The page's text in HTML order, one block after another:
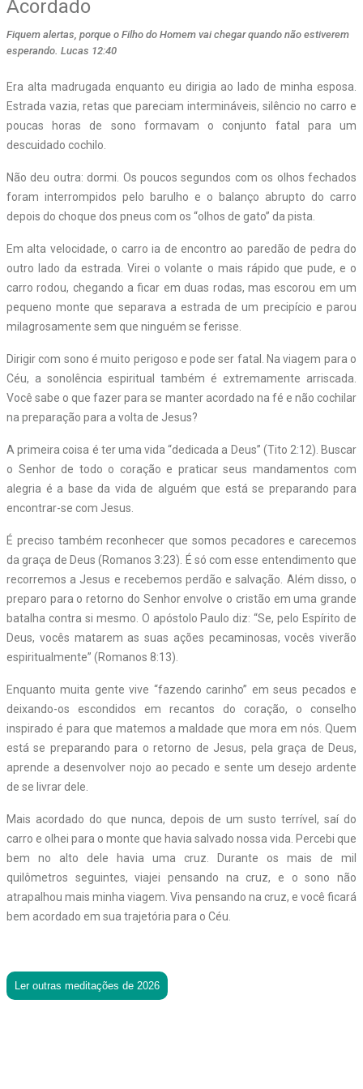
Acordado
Fiquem alertas, porque o Filho do Homem vai chegar quando não estiverem
esperando. Lucas 12:40
Era alta madrugada enquanto eu dirigia ao lado de minha esposa.
Estrada vazia, retas que pareciam intermináveis, silêncio no carro e
poucas horas de sono formavam o conjunto fatal para um
descuidado cochilo.
Não deu outra: dormi. Os poucos segundos com os olhos fechados
foram interrompidos pelo barulho e o balanço abrupto do carro
depois do choque dos pneus com os “olhos de gato” da pista.
Em alta velocidade, o carro ia de encontro ao paredão de pedra do
outro lado da estrada. Virei o volante o mais rápido que pude, e o
carro rodou, chegando a ficar em duas rodas, mas escorou em um
pequeno monte que separava a estrada de um precipício e parou
milagrosamente sem que ninguém se ferisse.
Dirigir com sono é muito perigoso e pode ser fatal. Na viagem para o
Céu, a sonolência espiritual também é extremamente arriscada.
Você sabe o que fazer para se manter acordado na fé e não cochilar
na preparação para a volta de Jesus?
A primeira coisa é ter uma vida “dedicada a Deus” (Tito 2:12). Buscar
o Senhor de todo o coração e praticar seus mandamentos com
alegria é a base da vida de alguém que está se preparando para
encontrar-se com Jesus.
É preciso também reconhecer que somos pecadores e carecemos
da graça de Deus (Romanos 3:23). É só com esse entendimento que
recorremos a Jesus e recebemos perdão e salvação. Além disso, o
preparo para o retorno do Senhor envolve o cristão em uma grande
batalha contra si mesmo. O apóstolo Paulo diz: “Se, pelo Espírito de
Deus, vocês matarem as suas ações pecaminosas, vocês viverão
espiritualmente” (Romanos 8:13).
Enquanto muita gente vive “fazendo carinho” em seus pecados e
deixando-os escondidos em recantos do coração, o conselho
inspirado é para que matemos a maldade que mora em nós. Quem
está se preparando para o retorno de Jesus, pela graça de Deus,
aprende a desenvolver nojo ao pecado e sente um desejo ardente
de se livrar dele.
Mais acordado do que nunca, depois de um susto terrível, saí do
carro e olhei para o monte que havia salvado nossa vida. Percebi que
bem no alto dele havia uma cruz. Durante os mais de mil
quilômetros seguintes, viajei pensando na cruz, e o sono não
atrapalhou mais minha viagem. Viva pensando na cruz, e você ficará
bem acordado em sua trajetória para o Céu.
Ler outras meditações de 2026